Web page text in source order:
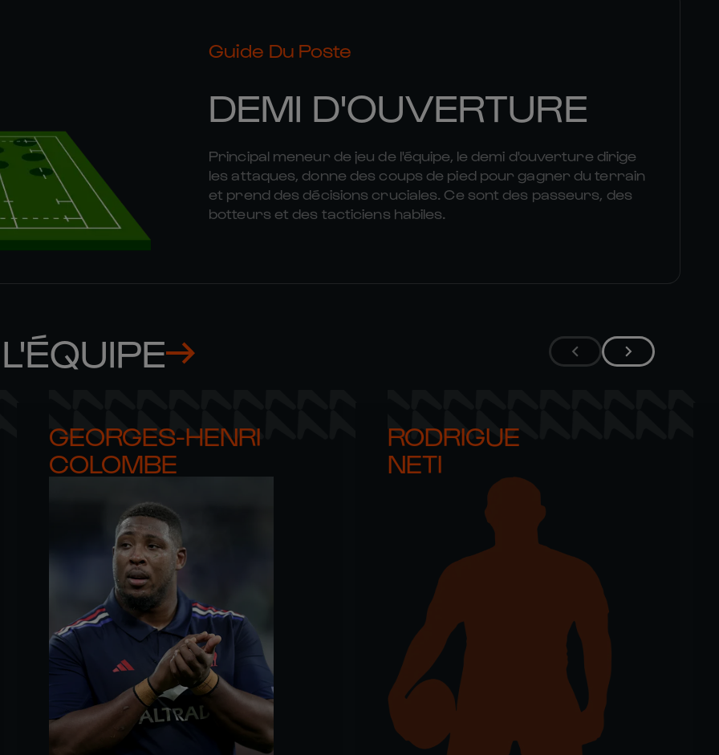
Guide Du Poste
DEMI D'OUVERTURE
Principal meneur de jeu de l'équipe, le demi d'ouverture dirige
les attaques, donne des coups de pied pour gagner du terrain
et prend des décisions cruciales. Ce sont des passeurs, des
botteurs et des tacticiens habiles.
GEORGES-HENRI
COLOMBE
RODRIGUE
NETI